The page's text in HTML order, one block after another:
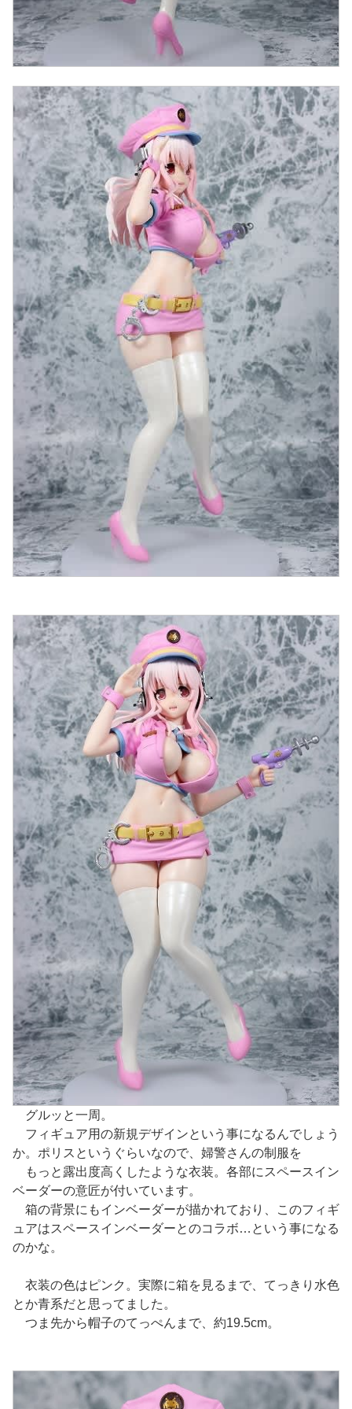
グルッと一周。
フィギュア用の新規デザインという事になるんでしょう
か。ポリスというぐらいなので、婦警さんの制服を
もっと露出度高くしたような衣装。各部にスペースイン
ベーダーの意匠が付いています。
箱の背景にもインベーダーが描かれており、このフィギ
ュアはスペースインベーダーとのコラボ…という事になる
のかな。
衣装の色はピンク。実際に箱を見るまで、てっきり水色
とか青系だと思ってました。
つま先から帽子のてっぺんまで、約19.5cm。